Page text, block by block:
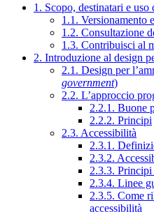
1. Scopo, destinatari e
1.1. Versionamento
1.2. Consultazione
1.3. Contribuisci al
2. Introduzione al design
2.1. Design per
government)
2.2. L’approccio
2.2.1. Buone
2.2.2. Principi
2.3. Accessibilità
2.3.1.
2.3.2.
2.3.3. Principi
2.3.4. Linee
2.3.5. Come
accessibilità